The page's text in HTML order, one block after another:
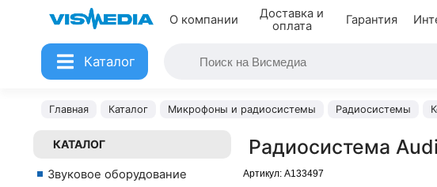
О компании
Доставка и
оплата
Гарантия
Каталог
Главная Каталог Микрофоны и радиосистемы Радиосистемы
КАТАЛОГ
Звуковое оборудование
Радиосистема
Артикул: A133497